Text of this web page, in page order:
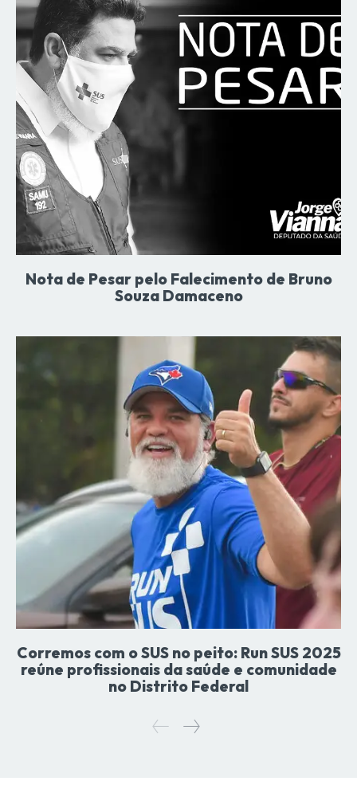
Nota de Pesar pelo Falecimento de Bruno
Souza Damaceno
Corremos com o SUS no peito: Run SUS 2025
reúne profissionais da saúde e comunidade
no Distrito Federal